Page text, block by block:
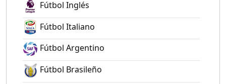
Fútbol Inglés
Fútbol Italiano
Fútbol Argentino
Fútbol Brasileño